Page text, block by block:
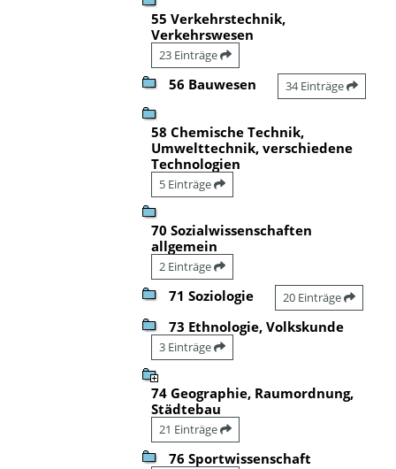
55 Verkehrstechnik,
Verkehrswesen
23 Einträge
56 Bauwesen 34 Einträge
58 Chemische Technik,
Umwelttechnik, verschiedene
Technologien
5 Einträge
70 Sozialwissenschaften
allgemein
2 Einträge
71 Soziologie 20 Einträge
73 Ethnologie, Volkskunde
3 Einträge
74 Geographie, Raumordnung,
Städtebau
21 Einträge
76 Sportwissenschaft